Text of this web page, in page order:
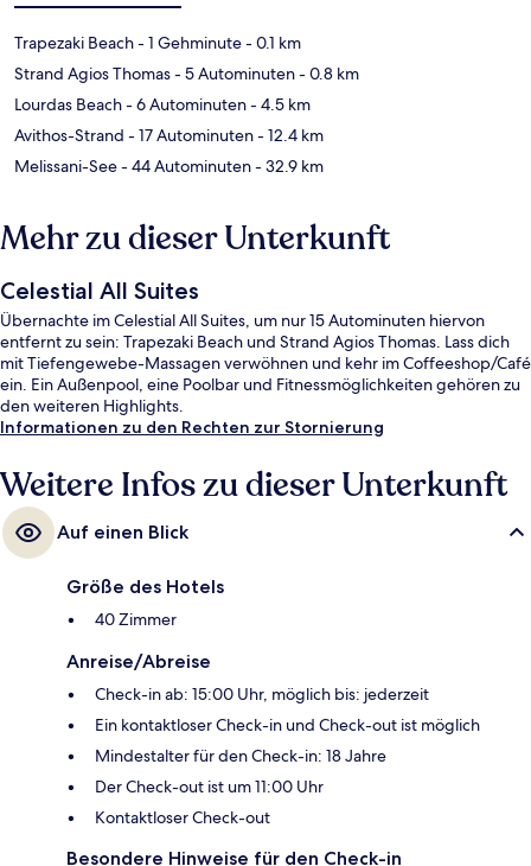
Trapezaki Beach- 1 Gehminute- 0.1 km
Strand Agios Thomas- 5 Autominuten- 0.8 km
Lourdas Beach- 6 Autominuten- 4.5 km
Avithos-Strand - 17 Autominuten- 12.4 km
Melissani-See- 44 Autominuten- 32.9 km
Mehr zu dieser Unterkunft
Celestial All Suites
Übernachte im Celestial All Suites, um nur 15 Autominuten hiervon
entfernt zu sein: Trapezaki Beach und Strand Agios Thomas. Lass dich
mit Tiefengewebe-Massagen verwöhnen und kehr im Coffeeshop/Café
ein. Ein Außenpool, eine Poolbar und Fitnessmöglichkeiten gehören zu
den weiteren Highlights.
Informationen zu den Rechten zur Stornierung
Weitere Infos zu dieser Unterkunft
Auf einen Blick
Größe des Hotels
40 Zimmer
Anreise/Abreise
Check-in ab: 15:00 Uhr, möglich bis: jederzeit
Ein kontaktloser Check-in und Check-out ist möglich
Mindestalter für den Check-in: 18 Jahre
Der Check-out ist um 11:00 Uhr
Kontaktloser Check-out
Besondere Hinweise für den Check-in